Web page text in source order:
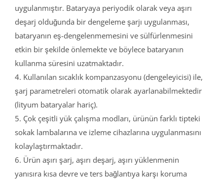
uygulanmıştır. Bataryaya periyodik olarak veya aşırı
deşarj olduğunda bir dengeleme şarjı uygulanması,
bataryanın eş-dengelenmemesini ve sülfürlenmesini
etkin bir şekilde önlemekte ve böylece bataryanın
kullanma süresini uzatmaktadır.
4. Kullanılan sıcaklık kompanzasyonu (dengeleyicisi) ile,
şarj parametreleri otomatik olarak ayarlanabilmektedir
(lityum bataryalar hariç).
5. Çok çeşitli yük çalışma modları, ürünün farklı tipteki
sokak lambalarına ve izleme cihazlarına uygulanmasını
kolaylaştırmaktadır.
6. Ürün aşırı şarj, aşırı deşarj, aşırı yüklenmenin
yanısıra kısa devre ve ters bağlantıya karşı koruma